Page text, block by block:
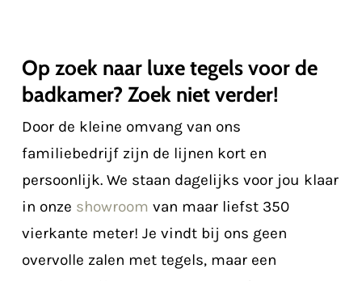
Op zoek naar luxe tegels voor de
badkamer? Zoek niet verder!
Door de kleine omvang van ons
familiebedrijf zijn de lijnen kort en
persoonlijk. We staan dagelijks voor jou klaar
in onze showroom van maar liefst 350
vierkante meter! Je vindt bij ons geen
overvolle zalen met tegels, maar een